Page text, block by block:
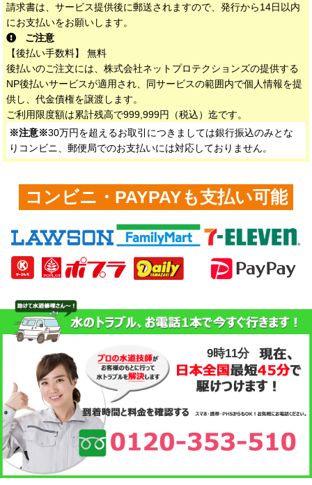
請求書は、サービス提供後に郵送されますので、発行から14日以内
にお支払いをお願いします。
ご注意
【後払い手数料】 無料
後払いのご注文には、株式会社ネットプロテクションズの提供する
NP後払いサービスが適用され、同サービスの範囲内で個人情報を提
供し、代金債権を譲渡します。
ご利用限度額は累計残高で999,999円（税込）迄です。
※注意※30万円を超えるお取引につきましては銀行振込のみとな
りコンビニ、郵便局でのお支払いには対応しておりません。
コンビニ・PAYPAYも支払い可能
9時11分